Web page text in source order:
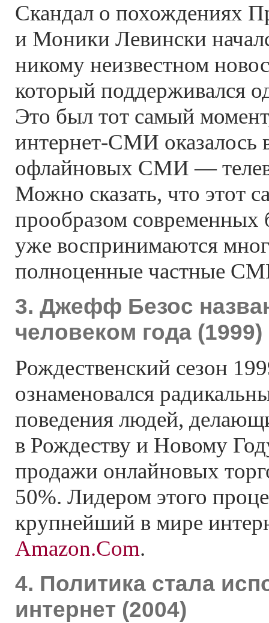
Скандал о похождениях
и Моники Левински
никому неизвестном
который поддерживался
Это был тот самый
интернет-СМИ оказалось
офлайновых СМИ —
Можно сказать, что этот
прообразом современных
уже воспринимаются
полноценные частные
3. Джефф Безос
человеком года (1999)
Рождественский сезон
ознаменовался
поведения людей,
в Рождеству и Новому
продажи онлайновых
50%. Лидером этого
крупнейший в мире
Amazon.Com.
4. Политика стала
интернет (2004)